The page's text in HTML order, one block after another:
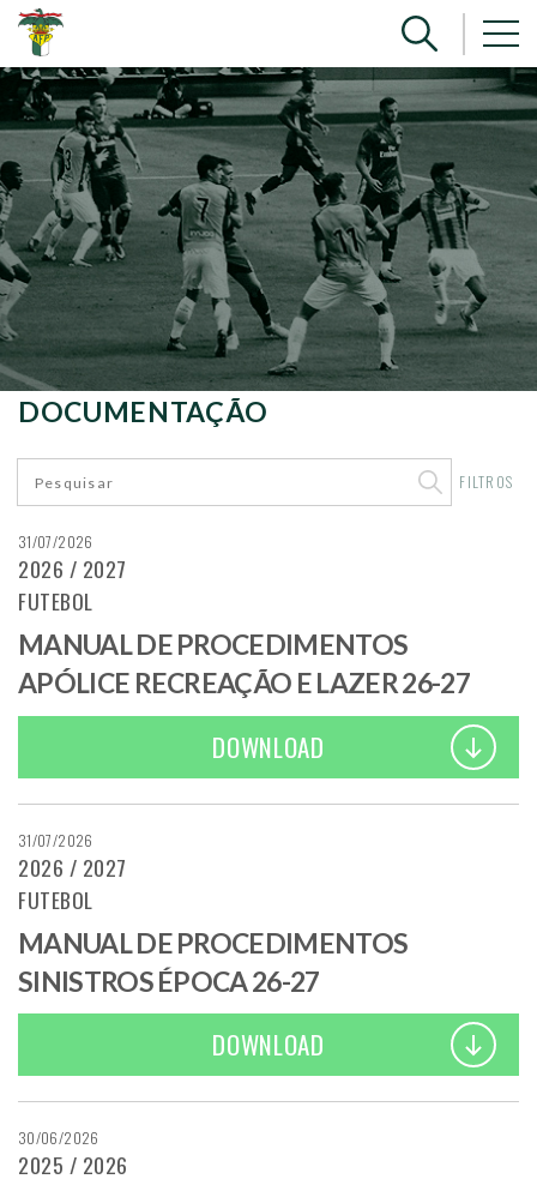
DOCUMENTAÇÃO
FILTROS
31/07/2026
2026 / 2027
FUTEBOL
MANUAL DE PROCEDIMENTOS
APÓLICE RECREAÇÃO E LAZER 26-27
DOWNLOAD
31/07/2026
2026 / 2027
FUTEBOL
MANUAL DE PROCEDIMENTOS
SINISTROS ÉPOCA 26-27
DOWNLOAD
30/06/2026
2025 / 2026